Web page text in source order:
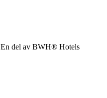
En del av BWH® Hotels